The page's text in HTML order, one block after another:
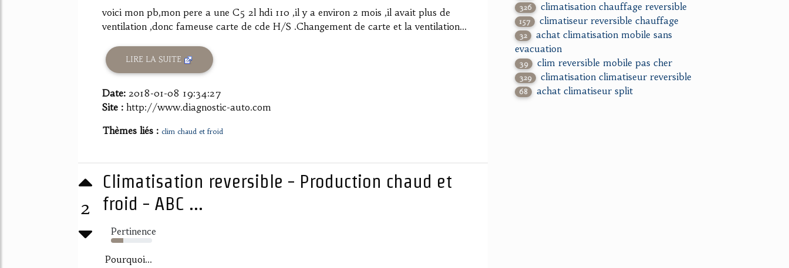
voici mon pb,mon pere a une C5 2l hdi 110 ,il y a environ 2 mois ,il avait plus de
ventilation ,donc fameuse carte de cde H/S .Changement de carte et la ventilation...
LIRE LA SUITE
Date: 2018-01-08 19:34:27
Site : http://www.diagnostic-auto.com
Thèmes liés : clim chaud et froid
2
Climatisation reversible - Production chaud et
froid - ABC ...
Pertinence
30%
Pourquoi...
326 climatisation chauffage reversible
157 climatiseur reversible chauffage
32
achat climatisation mobile sans
evacuation
39 clim reversible mobile pas cher
329 climatisation climatiseur reversible
68 achat climatiseur split